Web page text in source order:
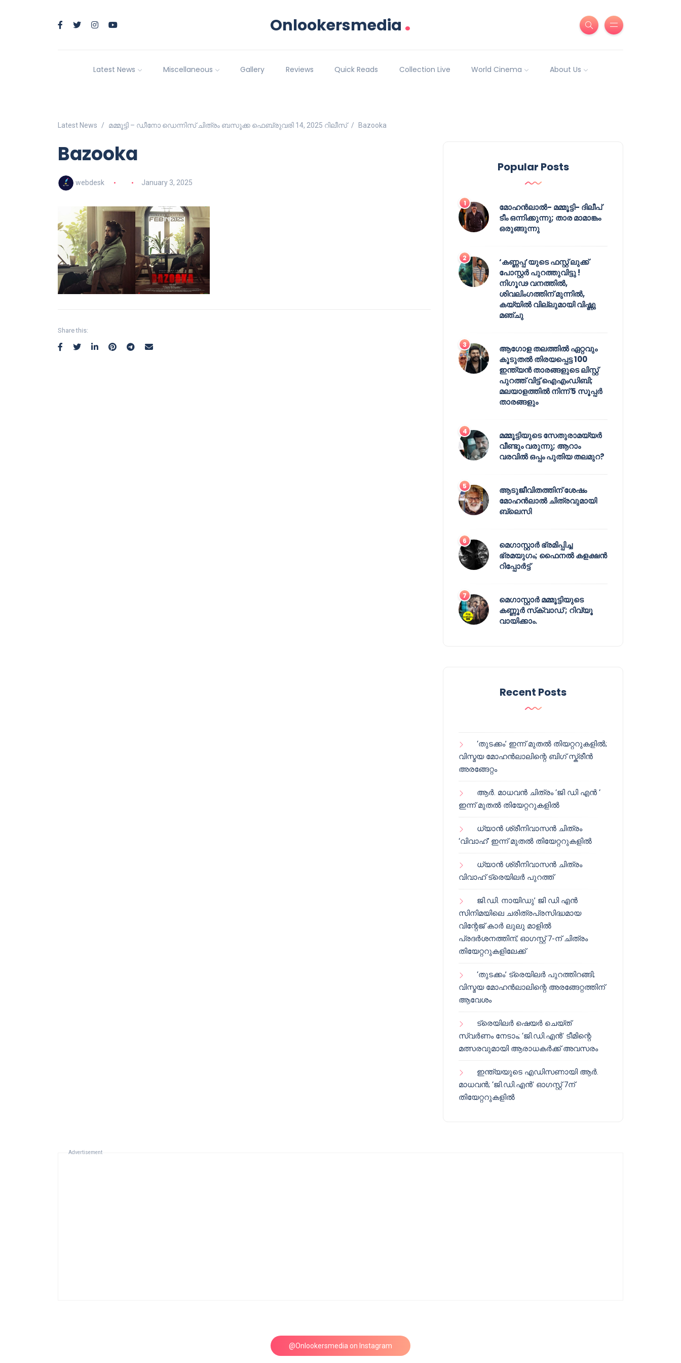
Onlookersmedia .
Latest News Miscellaneous Gallery Reviews Quick Reads Collection Live World Cinema About Us
Latest News മമ്മൂട്ടി – ഡീനോ ഡെന്നിസ് ചിത്രം ബസൂക്ക ഫെബ്രുവരി 14, 2025 റിലീസ് Bazooka
Bazooka
webdesk January 3, 2025
Share this:
Popular Posts
മോഹൻലാൽ- മമ്മൂട്ടി- ദിലീപ്
ടീം ഒന്നിക്കുന്നു; താര മാമാങ്കം
ഒരുങ്ങുന്നു
‘കണ്ണപ്പ’യുടെ ഫസ്റ്റ് ലുക്ക്
പോസ്റ്റർ പുറത്തുവിട്ടു !
നിഗൂഢ വനത്തിൽ,
ശിവലിംഗത്തിന് മുന്നിൽ,
കയ്യിൽ വില്ലുമായി വിഷ്ണു
മഞ്ചു
ആഗോള തലത്തിൽ ഏറ്റവും
കൂടുതൽ തിരയപ്പെട്ട 100
ഇന്ത്യൻ താരങ്ങളുടെ ലിസ്റ്റ്
പുറത്ത് വിട്ട് ഐഎംഡിബി;
മലയാളത്തിൽ നിന്ന് 5 സൂപ്പർ
താരങ്ങളും
മമ്മൂട്ടിയുടെ സേതുരാമയ്യർ
വീണ്ടും വരുന്നു; ആറാം
വരവിൽ ഒപ്പം പുതിയ തലമുറ?
ആടുജീവിതത്തിന് ശേഷം
മോഹൻലാൽ ചിത്രവുമായി
ബ്ലെസി
മെഗാസ്റ്റാർ ഭ്രമിപ്പിച്ച
ഭ്രമയുഗം; ഫൈനൽ കളക്ഷൻ
റിപ്പോർട്ട്
മെഗാസ്റ്റാർ മമ്മൂട്ടിയുടെ
കണ്ണൂർ സ്‌ക്വാഡ് ; റിവ്യൂ
വായിക്കാം.
Recent Posts
‘തുടക്കം’ ഇന്ന് മുതൽ തിയറ്ററുകളിൽ;
വിസ്മയ മോഹൻലാലിന്റെ ബിഗ് സ്ക്രീൻ
അരങ്ങേറ്റം
ആർ. മാധവൻ ചിത്രം ‘ജി ഡി എൻ ‘
ഇന്ന് മുതൽ തിയേറ്ററുകളിൽ
ധ്യാൻ ശ്രീനിവാസൻ ചിത്രം
‘വിവാഹ്’ ഇന്ന് മുതൽ തിയേറ്ററുകളിൽ
ധ്യാൻ ശ്രീനിവാസൻ ചിത്രം
വിവാഹ് ട്രെയിലർ പുറത്ത്
ജി.ഡി. നായിഡു’ ജി ഡി എൻ
സിനിമയിലെ ചരിത്രപ്രസിദ്ധമായ
വിന്റേജ് കാർ ലുലു മാളിൽ
പ്രദർശനത്തിന്; ഓഗസ്റ്റ് 7-ന് ചിത്രം
തിയേറ്ററുകളിലേക്ക്
‘തുടക്കം’ ട്രെയിലർ പുറത്തിറങ്ങി;
വിസ്മയ മോഹൻലാലിന്റെ അരങ്ങേറ്റത്തിന്
ആവേശം
ട്രെയിലർ ഷെയർ ചെയ്‌ത്
സ്വർണം നേടാം; ‘ജി.ഡി.എൻ’ ടീമിന്റെ
മത്സരവുമായി ആരാധകർക്ക് അവസരം
ഇന്ത്യയുടെ എഡിസണായി ആർ.
മാധവൻ; ‘ജി.ഡി.എൻ’ ഓഗസ്റ്റ് 7ന്
തിയേറ്ററുകളിൽ
Advertisement
@Onlookersmedia on Instagram
Follow on Instagram